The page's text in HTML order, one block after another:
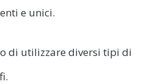
e unici.
di utilizzare diversi tipi di